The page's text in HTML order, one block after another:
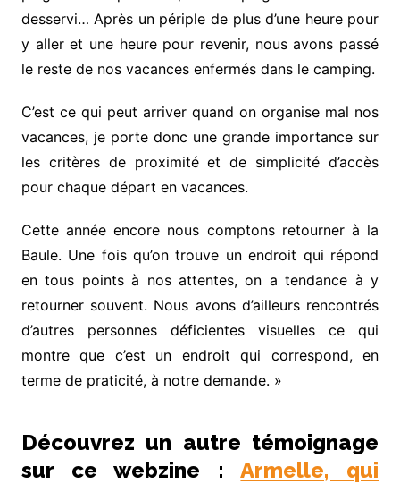
desservi… Après un périple de plus d’une heure pour
y aller et une heure pour revenir, nous avons passé
le reste de nos vacances enfermés dans le camping.
C’est ce qui peut arriver quand on organise mal nos
vacances, je porte donc une grande importance sur
les critères de proximité et de simplicité d’accès
pour chaque départ en vacances.
Cette année encore nous comptons retourner à la
Baule. Une fois qu’on trouve un endroit qui répond
en tous points à nos attentes, on a tendance à y
retourner souvent. Nous avons d’ailleurs rencontrés
d’autres personnes déficientes visuelles ce qui
montre que c’est un endroit qui correspond, en
terme de praticité, à notre demande. »
Découvrez un autre témoignage
sur ce webzine :Armelle, qui